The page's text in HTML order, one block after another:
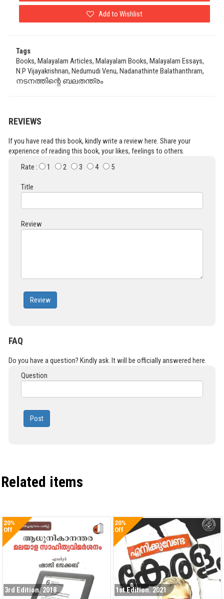
Add to Wishlist
Tags
Books, Malayalam Articles, Malayalam Books, Malayalam Essays,
N.P Vijayakrishnan, Nedumudi Venu, Nadanathinte Balathanthram,
നടനത്തിന്റെ ബലതന്ത്രം
REVIEWS
If you have read this book, kindly write a review here. Share your
experience of reading this book, your likes, feelings to others.
Rate :
1 2 3 4 5
Title
Review
Review
FAQ
Do you have a question? Kindly ask. It will be officially answered here.
Question
Post
Related items
20%
Off
3rd Edition. 2018
20%
Off
1st Edition. 2021